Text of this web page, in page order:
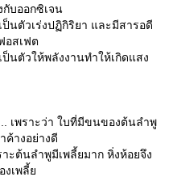
บออกซิเจน
นตัวเร่งปฏิกิริยา และมีสารอดี
สเฟต
ป็นตัวให้พลังงานทำให้เกิดแสง
เพราะว่า ใบที่มีขนของต้นลำพู
ค้างอย่างดี
ะต้นลำพูมีเพลี้ยมาก หิ่งห้อยจึง
งเพลี้